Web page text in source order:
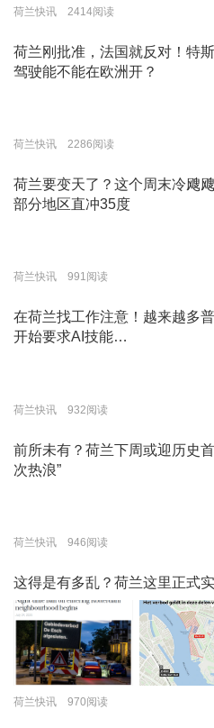
荷兰快讯 2414阅读
荷兰刚批准，法国就反对！特
驾驶能不能在欧洲开？
荷兰快讯 2286阅读
荷兰要变天了？这个周末冷飕
部分地区直冲35度
荷兰快讯 991阅读
在荷兰找工作注意！越来越多
开始要求AI技能…
荷兰快讯 932阅读
前所未有？荷兰下周或迎历史
次热浪”
荷兰快讯 946阅读
这得是有多乱？荷兰这里正式
荷兰快讯 970阅读